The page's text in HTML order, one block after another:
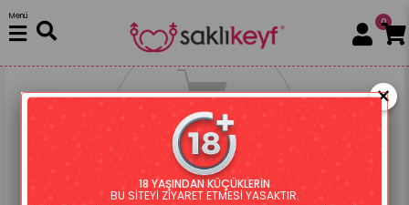
0
Menü
×
18 YAŞINDAN KÜÇÜKLERİN
BU SİTEYİ ZİYARET ETMESİ YASAKTIR.